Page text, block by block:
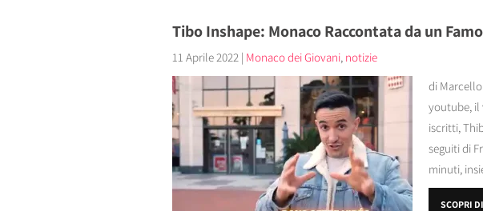
Tibo Inshape: Monaco Raccontata da un
11 Aprile 2022 | Monaco dei Giovani, notizie
di
youtube, il
iscritti,
seguiti di
minuti,
SCOPRI